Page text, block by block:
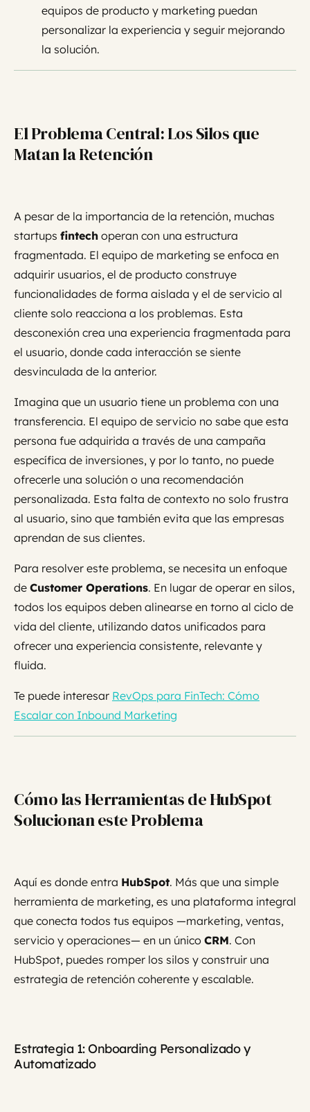
equipos de producto y marketing puedan
personalizar la experiencia y seguir mejorando
la solución.
El Problema Central: Los Silos que
Matan la Retención
A pesar de la importancia de la retención, muchas
startups fintech operan con una estructura
fragmentada. El equipo de marketing se enfoca en
adquirir usuarios, el de producto construye
funcionalidades de forma aislada y el de servicio al
cliente solo reacciona a los problemas. Esta
desconexión crea una experiencia fragmentada para
el usuario, donde cada interacción se siente
desvinculada de la anterior.
Imagina que un usuario tiene un problema con una
transferencia. El equipo de servicio no sabe que esta
persona fue adquirida a través de una campaña
específica de inversiones, y por lo tanto, no puede
ofrecerle una solución o una recomendación
personalizada. Esta falta de contexto no solo frustra
al usuario, sino que también evita que las empresas
aprendan de sus clientes.
Para resolver este problema, se necesita un enfoque
de Customer Operations. En lugar de operar en silos,
todos los equipos deben alinearse en torno al ciclo de
vida del cliente, utilizando datos unificados para
ofrecer una experiencia consistente, relevante y
fluida.
Te puede interesar RevOps para FinTech: Cómo
Escalar con Inbound Marketing
Cómo las Herramientas de HubSpot
Solucionan este Problema
Aquí es donde entra HubSpot. Más que una simple
herramienta de marketing, es una plataforma integral
que conecta todos tus equipos —marketing, ventas,
servicio y operaciones— en un único CRM. Con
HubSpot, puedes romper los silos y construir una
estrategia de retención coherente y escalable.
Estrategia 1: Onboarding Personalizado y
Automatizado